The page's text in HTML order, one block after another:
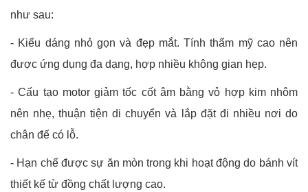
như sau:
- Kiểu dáng nhỏ gọn và đẹp mắt. Tính thẩm mỹ cao nên
được ứng dụng đa dạng, hợp nhiều không gian hẹp.
- Cấu tạo motor giảm tốc cốt âm bằng vỏ hợp kim nhôm
nên nhẹ, thuận tiện di chuyển và lắp đặt đi nhiều nơi do
chân đế có lỗ.
- Hạn chế được sự ăn mòn trong khi hoạt động do bánh vít
thiết kế từ đồng chất lượng cao.